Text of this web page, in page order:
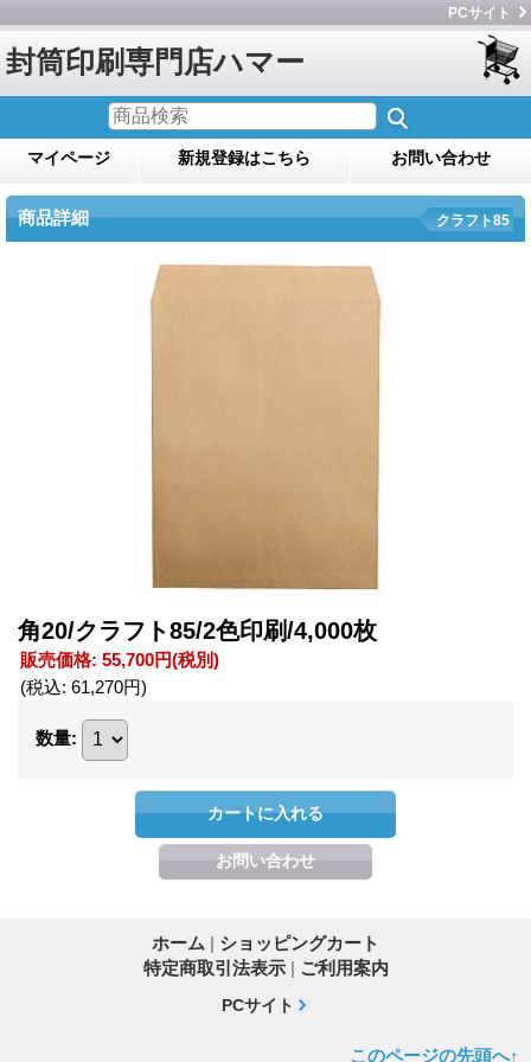
PCサイト
封筒印刷専門店ハマー
マイページ 新規登録はこちら お問い合わせ
商品詳細 クラフト85
角20/クラフト85/2色印刷/4,000枚
販売価格: 55,700円(税別)
(税込: 61,270円)
数量:
ホーム | ショッピングカート
特定商取引法表示 | ご利用案内
PCサイト
このページの先頭へ↑